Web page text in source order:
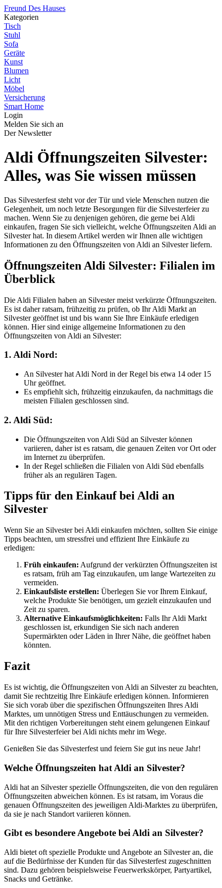
Freund Des Hauses
Kategorien
Tisch
Stuhl
Sofa
Geräte
Kunst
Blumen
Licht
Möbel
Versicherung
Smart Home
Login
Melden Sie sich an
Der Newsletter
Aldi Öffnungszeiten Silvester:
Alles, was Sie wissen müssen
Das Silvesterfest steht vor der Tür und viele Menschen nutzen die
Gelegenheit, um noch letzte Besorgungen für die Silvesterfeier zu
machen. Wenn Sie zu denjenigen gehören, die gerne bei Aldi
einkaufen, fragen Sie sich vielleicht, welche Öffnungszeiten Aldi an
Silvester hat. In diesem Artikel werden wir Ihnen alle wichtigen
Informationen zu den Öffnungszeiten von Aldi an Silvester liefern.
Öffnungszeiten Aldi Silvester: Filialen im
Überblick
Die Aldi Filialen haben an Silvester meist verkürzte Öffnungszeiten.
Es ist daher ratsam, frühzeitig zu prüfen, ob Ihr Aldi Markt an
Silvester geöffnet ist und bis wann Sie Ihre Einkäufe erledigen
können. Hier sind einige allgemeine Informationen zu den
Öffnungszeiten von Aldi an Silvester:
1. Aldi Nord:
An Silvester hat Aldi Nord in der Regel bis etwa 14 oder 15
Uhr geöffnet.
Es empfiehlt sich, frühzeitig einzukaufen, da nachmittags die
meisten Filialen geschlossen sind.
2. Aldi Süd:
Die Öffnungszeiten von Aldi Süd an Silvester können
variieren, daher ist es ratsam, die genauen Zeiten vor Ort oder
im Internet zu überprüfen.
In der Regel schließen die Filialen von Aldi Süd ebenfalls
früher als an regulären Tagen.
Tipps für den Einkauf bei Aldi an
Silvester
Wenn Sie an Silvester bei Aldi einkaufen möchten, sollten Sie einige
Tipps beachten, um stressfrei und effizient Ihre Einkäufe zu
erledigen:
Früh einkaufen: Aufgrund der verkürzten Öffnungszeiten ist
es ratsam, früh am Tag einzukaufen, um lange Wartezeiten zu
vermeiden.
Einkaufsliste erstellen: Überlegen Sie vor Ihrem Einkauf,
welche Produkte Sie benötigen, um gezielt einzukaufen und
Zeit zu sparen.
Alternative Einkaufsmöglichkeiten: Falls Ihr Aldi Markt
geschlossen ist, erkundigen Sie sich nach anderen
Supermärkten oder Läden in Ihrer Nähe, die geöffnet haben
könnten.
Fazit
Es ist wichtig, die Öffnungszeiten von Aldi an Silvester zu beachten,
damit Sie rechtzeitig Ihre Einkäufe erledigen können. Informieren
Sie sich vorab über die spezifischen Öffnungszeiten Ihres Aldi
Marktes, um unnötigen Stress und Enttäuschungen zu vermeiden.
Mit den richtigen Vorbereitungen steht einem gelungenen Einkauf
für Ihre Silvesterfeier bei Aldi nichts mehr im Wege.
Genießen Sie das Silvesterfest und feiern Sie gut ins neue Jahr!
Welche Öffnungszeiten hat Aldi an Silvester?
Aldi hat an Silvester spezielle Öffnungszeiten, die von den regulären
Öffnungszeiten abweichen können. Es ist ratsam, im Voraus die
genauen Öffnungszeiten des jeweiligen Aldi-Marktes zu überprüfen,
da sie je nach Standort variieren können.
Gibt es besondere Angebote bei Aldi an Silvester?
Aldi bietet oft spezielle Produkte und Angebote an Silvester an, die
auf die Bedürfnisse der Kunden für das Silvesterfest zugeschnitten
sind. Dazu gehören beispielsweise Feuerwerkskörper, Partyartikel,
Snacks und Getränke.